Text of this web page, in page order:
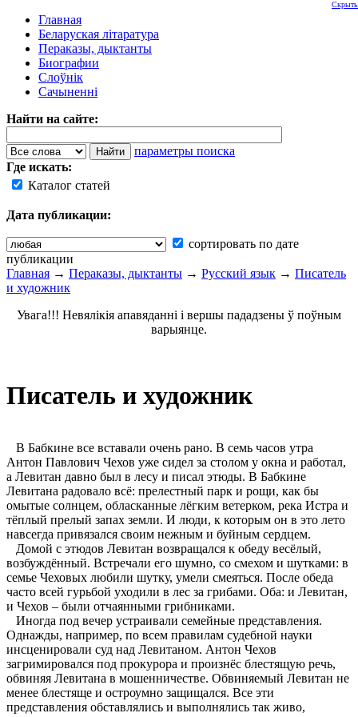
Главная
Беларуская літаратура
Пераказы, дыктанты
Биографии
Слоўнік
Сачыненні
Найти на сайте:
параметры поиска
Где искать:
Каталог статей
Дата публикации:
сортировать по дате
публикации
Скрыть
Главная → Пераказы, дыктанты → Русский язык → Писатель
и художник
Увага!!! Невялікія апавяданні і вершы пададзены ў поўным
варыянце.
Писатель и художник
В Бабкине все вставали очень рано. В семь часов утра
Антон Павлович Чехов уже сидел за столом у окна и работал,
а Левитан давно был в лесу и писал этюды. В Бабкине
Левитана радовало всё: прелестный парк и рощи, как бы
омытые солнцем, обласканные лёгким ветерком, река Истра и
тёплый прелый запах земли. И люди, к которым он в это лето
навсегда привязался своим нежным и буйным сердцем.
Домой с этюдов Левитан возвращался к обеду весёлый,
возбуждённый. Встречали его шумно, со смехом и шутками: в
семье Чеховых любили шутку, умели смеяться. После обеда
часто всей гурьбой уходили в лес за грибами. Оба: и Левитан,
и Чехов – были отчаянными грибниками.
Иногда под вечер устраивали семейные представления.
Однажды, например, по всем правилам судебной науки
инсценировали суд над Левитаном. Антон Чехов
загримировался под прокурора и произнёс блестящую речь,
обвиняя Левитана в мошенничестве. Обвиняемый Левитан не
менее блестяще и остроумно защищался. Все эти
представления обставлялись и выполнялись так живо,